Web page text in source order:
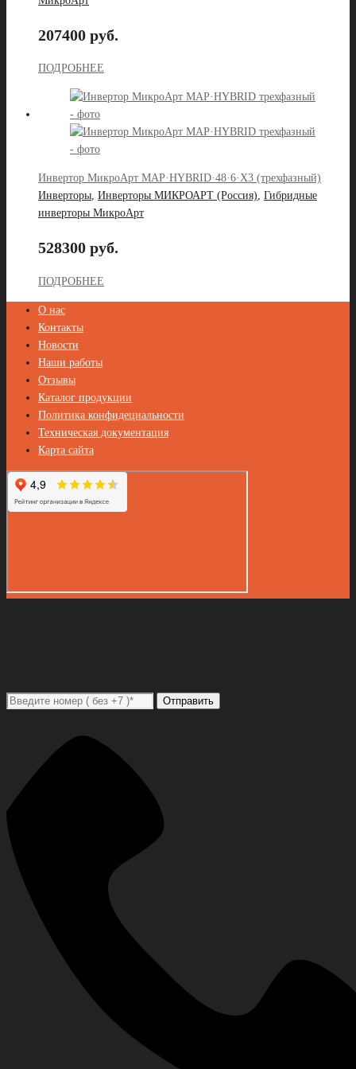
207400 руб.
ПОДРОБНЕЕ
Инвертор МикроАрт MAP·HYBRID·48·6·X3 (трехфазный)
Инверторы, Инверторы МИКРОАРТ (Россия), Гибридные
инверторы МикроАрт
528300 руб.
ПОДРОБНЕЕ
О нас
Контакты
Новости
Наши работы
Отзывы
Каталог продукции
Политика конфидециальности
Техническая документация
Карта сайта
Отправить